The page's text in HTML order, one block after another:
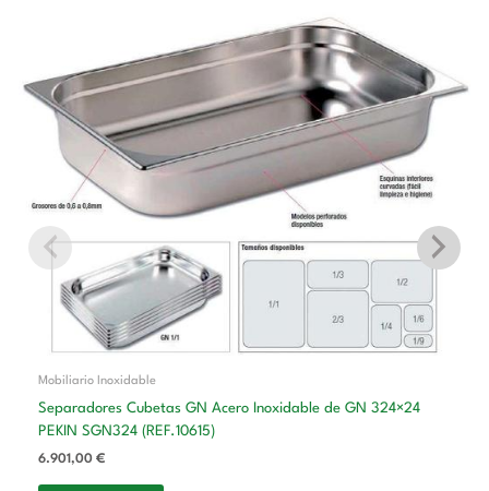
Mobiliario Inoxidable
Separadores Cubetas GN Acero Inoxidable de GN 324×24
PEKIN SGN324 (REF.10615)
6.901,00 €